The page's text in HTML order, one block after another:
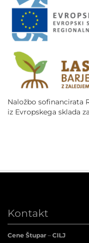
Naložbo sofinancirata
iz Evropskega sklada
Kontakt
Cene Štupar – CILJ